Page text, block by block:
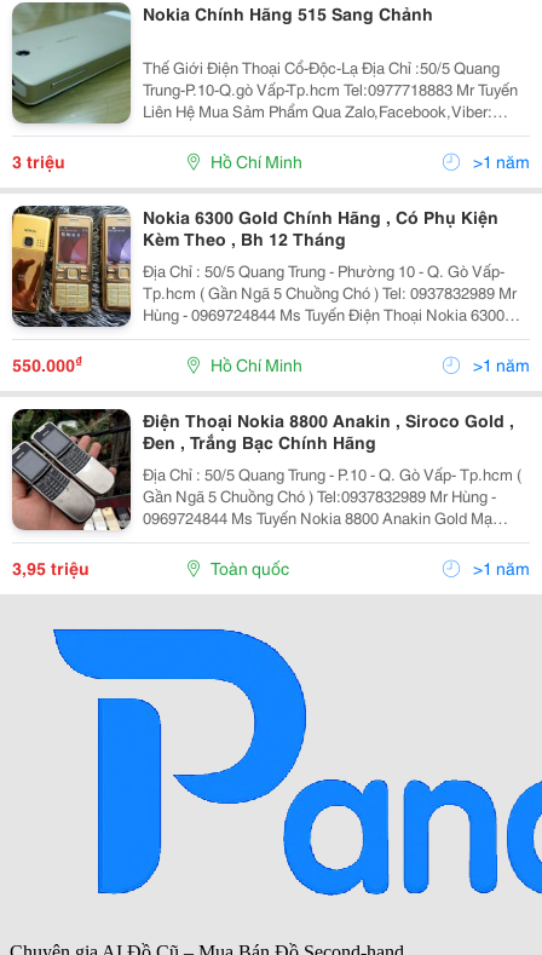
Nokia Chính Hãng 515 Sang Chảnh
Thế Giới Điện Thoại Cổ-Độc-Lạ Địa Chỉ :50/5 Quang
Trung-P.10-Q.gò Vấp-Tp.hcm Tel:0977718883 Mr Tuyến
Liên Hệ Mua Sảm Phẩm Qua Zalo,Facebook,Viber:
0977718883 Web:rongmobile.net Kênh Fanpage
;Https://Www.facebook.com/Thegioidienthoaicodocla
Nokia 51
3 triệu Hồ Chí Minh >1 năm
Nokia 6300 Gold Chính Hãng , Có Phụ Kiện
Kèm Theo , Bh 12 Tháng
Địa Chỉ : 50/5 Quang Trung - Phường 10 - Q. Gò Vấp-
Tp.hcm ( Gần Ngã 5 Chuồng Chó ) Tel: 0937832989 Mr
Hùng - 0969724844 Ms Tuyến Điện Thoại Nokia 6300
Chính Hãng Giá Chỉ 630K Bảo Hành 12 Tháng Uy Tín
Trên Toàn Quốc.
550.000₫ Hồ Chí Minh >1 năm
Điện Thoại Nokia 8800 Anakin , Siroco Gold ,
Đen , Trắng Bạc Chính Hãng
Địa Chỉ : 50/5 Quang Trung - P.10 - Q. Gò Vấp- Tp.hcm (
Gần Ngã 5 Chuồng Chó ) Tel:0937832989 Mr Hùng -
0969724844 Ms Tuyến Nokia 8800 Anakin Gold Mạ
Vàng 24K Siêu Thiết Kế Và Được Đánh Giá Là Một
Trong Những Chiếc Điện Thoại San
3,95 triệu Toàn quốc >1 năm